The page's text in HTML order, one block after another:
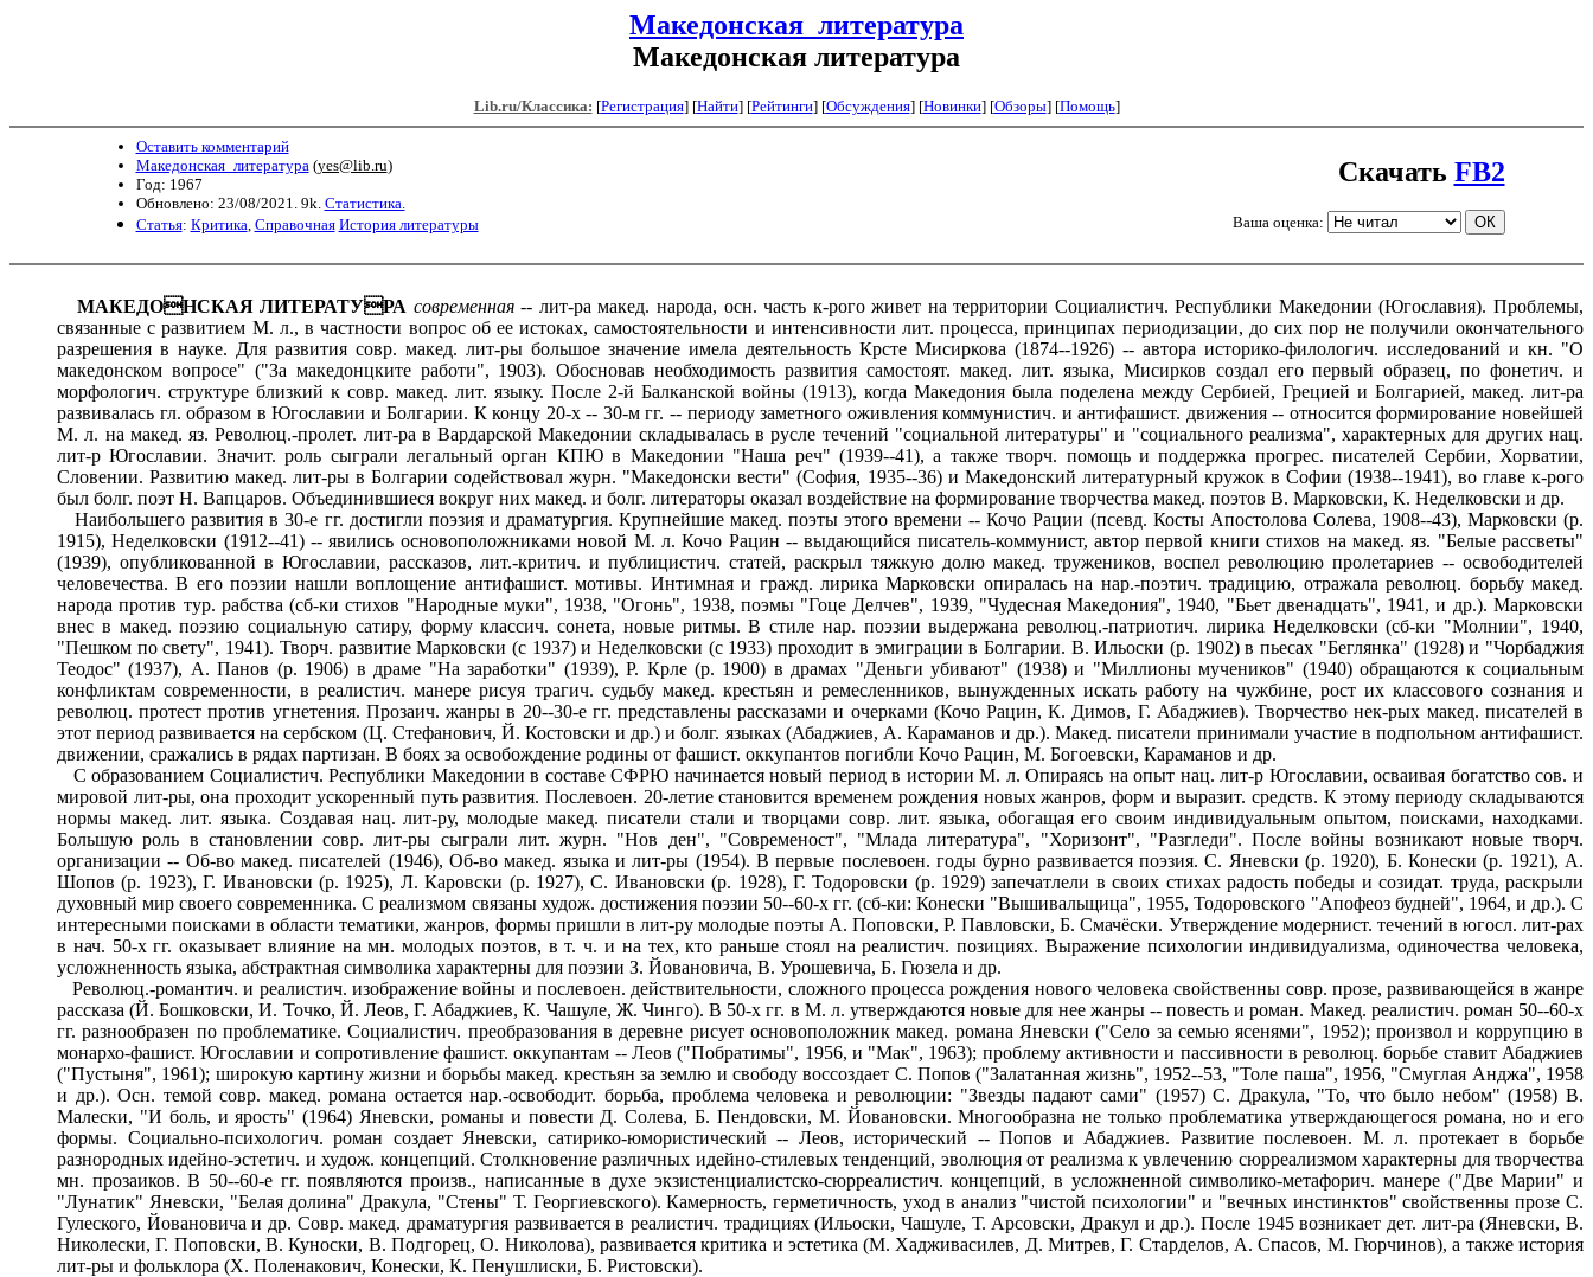
Македонская_литература
Македонская литература
Lib.ru/Классика: [Регистрация] [Найти] [Рейтинги] [Обсуждения] [Новинки] [Обзоры] [Помощь]
Оставить комментарий
Македонская_литература (yes@lib.ru)
Год: 1967
Обновлено: 23/08/2021. 9k. Статистика.
Статья: Критика Справочная История литературы
Скачать FB2
Ваша оценка:
МАКЕДОНСКАЯ ЛИТЕРАТУРА современная-- лит-pa макед. народа, осн. часть к-рого живет на территории Социалистич. Республики Македонии (Югославия). Проблемы,
связанные с развитием М. л., в частности вопрос об ее истоках, самостоятельности и интенсивности лит. процесса, принципах периодизации, до сих пор не получили окончательного
разрешения в науке. Для развития совр. макед. лит-ры большое значение имела деятельность Крсте Мисиркова (1874--1926) -- автора историко-филологич. исследований и кн. "О
македонском вопросе" ("За македонцките работи", 1903). Обосновав необходимость развития самостоят. макед. лит. языка, Мисирков создал его первый образец, по фонетич. и
морфологич. структуре близкий к совр. макед. лит. языку. После 2-й Балканской войны (1913), когда Македония была поделена между Сербией, Грецией и Болгарией, макед. лит-pa
развивалась гл. образом в Югославии и Болгарии. К концу 20-х -- 30-м гг. -- периоду заметного оживления коммунистич. и антифашист. движения -- относится формирование новейшей
М. л. на макед. яз. Революц.-пролет. лит-pa в Вардарской Македонии складывалась в русле течений "социальной литературы" и "социального реализма", характерных для других нац.
лит-р Югославии. Значит. роль сыграли легальный орган КПЮ в Македонии "Наша реч" (1939--41), а также творч. помощь и поддержка прогрес. писателей Сербии, Хорватии,
Словении. Развитию макед. лит-ры в Болгарии содействовал журн. "Македонски вести" (София, 1935--36) и Македонский литературный кружок в Софии (1938--1941), во главе к-рого
был болг. поэт Н. Вапцаров. Объединившиеся вокруг них макед. и болг. литераторы оказал воздействие на формирование творчества макед. поэтов В. Марковски, К. Неделковски и др.
Наибольшего развития в 30-е гг. достигли поэзия и драматургия. Крупнейшие макед. поэты этого времени -- Кочо Рации (псевд. Косты Апостолова Солева, 1908--43), Марковски (р.
1915), Неделковски (1912--41) -- явились основоположниками новой М. л. Кочо Рацин -- выдающийся писатель-коммунист, автор первой книги стихов на макед. яз. "Белые рассветы"
(1939), опубликованной в Югославии, рассказов, лит.-критич. и публицистич. статей, раскрыл тяжкую долю макед. тружеников, воспел революцию пролетариев -- освободителей
человечества. В его поэзии нашли воплощение антифашист. мотивы. Интимная и гражд. лирика Марковски опиралась на нар.-поэтич. традицию, отражала революц. борьбу макед.
народа против тур. рабства (сб-ки стихов "Народные муки", 1938, "Огонь", 1938, поэмы "Гоце Делчев", 1939, "Чудесная Македония", 1940, "Бьет двенадцать", 1941, и др.). Марковски
внес в макед. поэзию социальную сатиру, форму классич. сонета, новые ритмы. В стиле нар. поэзии выдержана революц.-патриотич. лирика Неделковски (сб-ки "Молнии", 1940,
"Пешком по свету", 1941). Творч. развитие Марковски (с 1937) и Неделковски (с 1933) проходит в эмиграции в Болгарии. В. Ильоски (р. 1902) в пьесах "Беглянка" (1928) и "Чорбаджия
Теодос" (1937), А. Панов (р. 1906) в драме "На заработки" (1939), Р. Крле (р. 1900) в драмах "Деньги убивают" (1938) и "Миллионы мучеников" (1940) обращаются к социальным
конфликтам современности, в реалистич. манере рисуя трагич. судьбу макед. крестьян и ремесленников, вынужденных искать работу на чужбине, рост их классового сознания и
революц. протест против угнетения. Прозаич. жанры в 20--30-е гг. представлены рассказами и очерками (Кочо Рацин, К. Димов, Г. Абаджиев). Творчество нек-рых макед. писателей в
этот период развивается на сербском (Ц. Стефанович, Й. Костовски и др.) и болг. языках (Абаджиев, А. Караманов и др.). Макед. писатели принимали участие в подпольном антифашист.
движении, сражались в рядах партизан. В боях за освобождение родины от фашист. оккупантов погибли Кочо Рацин, М. Богоевски, Караманов и др.
С образованием Социалистич. Республики Македонии в составе СФРЮ начинается новый период в истории М. л. Опираясь на опыт нац. лит-р Югославии, осваивая богатство сов. и
мировой лит-ры, она проходит ускоренный путь развития. Послевоен. 20-летие становится временем рождения новых жанров, форм и выразит. средств. К этому периоду складываются
нормы макед. лит. языка. Создавая нац. лит-ру, молодые макед. писатели стали и творцами совр. лит. языка, обогащая его своим индивидуальным опытом, поисками, находками.
Большую роль в становлении совр. лит-ры сыграли лит. журн. "Нов ден", "Современост", "Млада литература", "Хоризонт", "Разгледи". После войны возникают новые творч.
организации -- Об-во макед. писателей (1946), Об-во макед. языка и лит-ры (1954). В первые послевоен. годы бурно развивается поэзия. С. Яневски (р. 1920), Б. Конески (р. 1921), А.
Шопов (р. 1923), Г. Ивановски (р. 1925), Л. Каровски (р. 1927), С. Ивановски (р. 1928), Г. Тодоровски (р. 1929) запечатлели в своих стихах радость победы и созидат. труда, раскрыли
духовный мир своего современника. С реализмом связаны худож. достижения поэзии 50--60-х гг. (сб-ки: Конески "Вышивальщица", 1955, Тодоровского "Апофеоз будней", 1964, и др.). С
интересными поисками в области тематики, жанров, формы пришли в лит-ру молодые поэты А. Поповски, Р. Павловски, Б. Смачёски. Утверждение модернист. течений в югосл. лит-pax
в нач. 50-х гг. оказывает влияние на мн. молодых поэтов, в т. ч. и на тех, кто раньше стоял на реалистич. позициях. Выражение психологии индивидуализма, одиночества человека,
усложненность языка, абстрактная символика характерны для поэзии З. Йовановича, В. Урошевича, Б. Гюзела и др.
Революц.-романтич. и реалистич. изображение войны и послевоен. действительности, сложного процесса рождения нового человека свойственны совр. прозе, развивающейся в жанре
рассказа (Й. Бошковски, И. Точко, Й. Леов, Г. Абаджиев, К. Чашуле, Ж. Чинго). В 50-х гг. в М. л. утверждаются новые для нее жанры -- повесть и роман. Макед. реалистич. роман 50--60-х
гг. разнообразен по проблематике. Социалистич. преобразования в деревне рисует основоположник макед. романа Яневски ("Село за семью ясенями", 1952); произвол и коррупцию в
монархо-фашист. Югославии и сопротивление фашист. оккупантам -- Леов ("Побратимы", 1956, и "Мак", 1963); проблему активности и пассивности в революц. борьбе ставит Абаджиев
("Пустыня", 1961); широкую картину жизни и борьбы макед. крестьян за землю и свободу воссоздает С. Попов ("Залатанная жизнь", 1952--53, "Толе паша", 1956, "Смуглая Анджа", 1958
и др.). Осн. темой совр. макед. романа остается нар.-освободит. борьба, проблема человека и революции: "Звезды падают сами" (1957) С. Дракула, "То, что было небом" (1958) В.
Малески, "И боль, и ярость" (1964) Яневски, романы и повести Д. Солева, Б. Пендовски, М. Йовановски. Многообразна не только проблематика утверждающегося романа, но и его
формы. Социально-психологич. роман создает Яневски, сатирико-юмористический -- Леов, исторический -- Попов и Абаджиев. Развитие послевоен. М. л. протекает в борьбе
разнородных идейно-эстетич. и худож. концепций. Столкновение различных идейно-стилевых тенденций, эволюция от реализма к увлечению сюрреализмом характерны для творчества
мн. прозаиков. В 50--60-е гг. появляются произв., написанные в духе экзистенциалистско-сюрреалистич. концепций, в усложненной символико-метафорич. манере ("Две Марии" и
"Лунатик" Яневски, "Белая долина" Дракула, "Стены" Т. Георгиевского). Камерность, герметичность, уход в анализ "чистой психологии" и "вечных инстинктов" свойственны прозе С.
Гулеского, Йовановича и др. Совр. макед. драматургия развивается в реалистич. традициях (Ильоски, Чашуле, Т. Арсовски, Дракул и др.). После 1945 возникает дет. лит-pa (Яневски, В.
Николески, Г. Поповски, В. Куноски, В. Подгорец, О. Николова), развивается критика и эстетика (М. Хадживасилев, Д. Митрев, Г. Старделов, А. Спасов, М. Гюрчинов), а также история
лит-ры и фольклора (Х. Поленакович, Конески, К. Пенушлиски, Б. Ристовски).